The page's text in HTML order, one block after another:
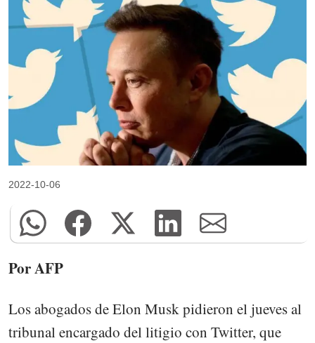
2022-10-06
Por AFP
Los abogados de Elon Musk pidieron el jueves al
tribunal encargado del litigio con Twitter, que